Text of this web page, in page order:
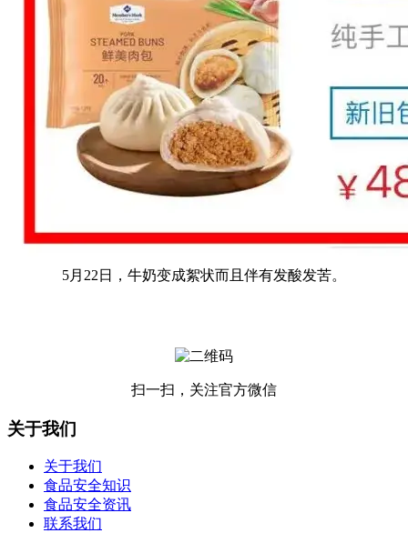
5月22日，牛奶变成絮状而且伴有发酸发苦。
扫一扫，关注官方微信
关于我们
关于我们
食品安全知识
食品安全资讯
联系我们